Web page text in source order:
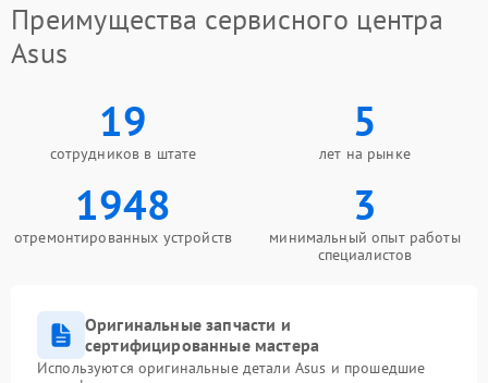
Преимущества сервисного центра
Asus
19
сотрудников в штате
5
лет на рынке
1948
отремонтированных устройств
3
минимальный опыт работы
специалистов
Оригинальные запчасти и
сертифицированные мастера
Используются оригинальные детали Asus и прошедшие